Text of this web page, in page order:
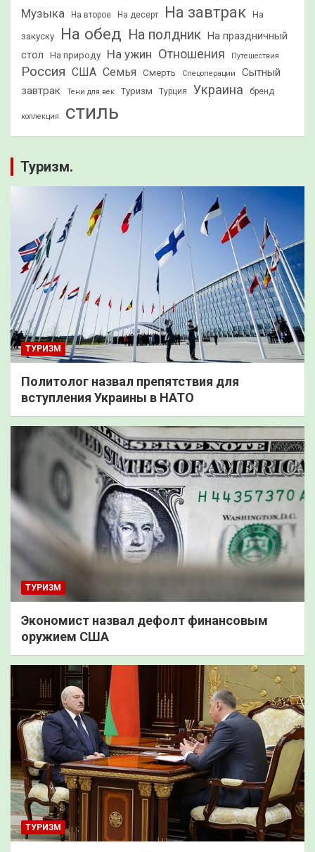
Музыка На второе На десерт На завтрак На
закуску На обед На полдник На праздничный
стол
На природу На ужин Отношения Путешествия
Россия США Семья Смерть Спецоперации
Сытный
завтрак
Тени для век Туризм Турция Украина бренд
коллекция стиль
Туризм.
ТУРИЗМ
Политолог назвал препятствия для
вступления Украины в НАТО
ТУРИЗМ
Экономист назвал дефолт финансовым
оружием США
ТУРИЗМ